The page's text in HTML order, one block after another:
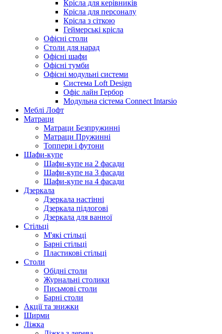
Крісла для керівників
Крісла для персоналу
Крісла з сіткою
Геймерські крісла
Офісні столи
Столи для нарад
Офісні шафи
Офісні тумби
Офісні модульні системи
Система Loft Design
Офіс лайн Гербор
Модульна сістема Connect Intarsio
Меблі Лофт
Матраци
Матраци Безпружинні
Матраци Пружинні
Топпери і футони
Шафи-купе
Шафи-купе на 2 фасади
Шафи-купе на 3 фасади
Шафи-купе на 4 фасади
Дзеркала
Дзеркала настінні
Дзеркала підлогові
Дзеркала для ванної
Стільці
М'які стільці
Барні стільці
Пластикові стільці
Столи
Обідні столи
Журнальні столики
Письмові столи
Барні столи
Акції та знижки
Ширми
Ліжка